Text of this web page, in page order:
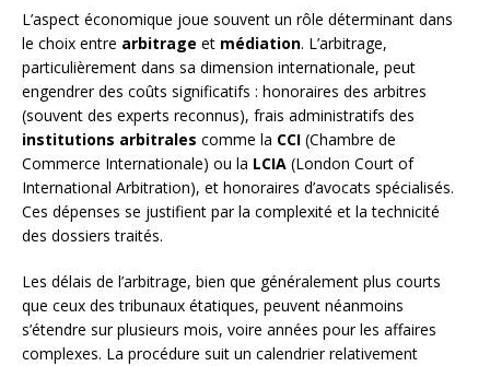
L’aspect économique joue souvent un rôle déterminant dans
le choix entre arbitrage et médiation. L’arbitrage,
particulièrement dans sa dimension internationale, peut
engendrer des coûts significatifs : honoraires des arbitres
(souvent des experts reconnus), frais administratifs des
institutions arbitrales comme la CCI (Chambre de
Commerce Internationale) ou la LCIA (London Court of
International Arbitration), et honoraires d’avocats spécialisés.
Ces dépenses se justifient par la complexité et la technicité
des dossiers traités.
Les délais de l’arbitrage, bien que généralement plus courts
que ceux des tribunaux étatiques, peuvent néanmoins
s’étendre sur plusieurs mois, voire années pour les affaires
complexes. La procédure suit un calendrier relativement